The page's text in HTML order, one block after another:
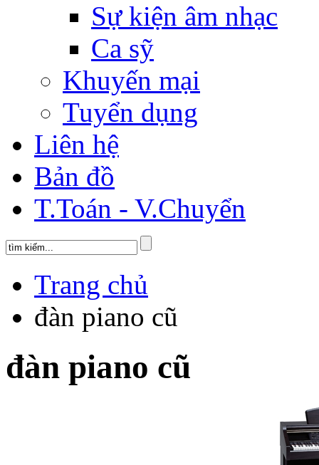
Sự kiện âm nhạc
Ca sỹ
Khuyến mại
Tuyển dụng
Liên hệ
Bản đồ
T.Toán - V.Chuyển
Trang chủ
đàn piano cũ
đàn piano cũ